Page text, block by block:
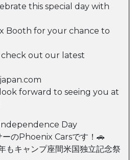
this special day with
Booth for your chance to
out our latest
forward to seeing you at
Day
のPhoenix Carsです！🚗
もキャンプ座間米国独立記念祭